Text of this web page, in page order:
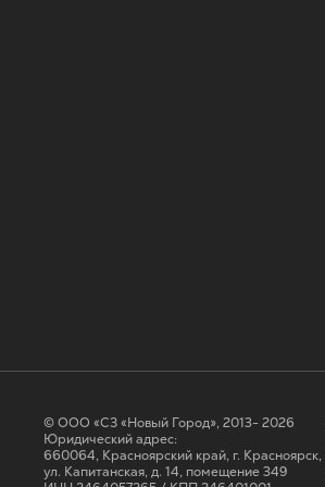
© ООО «СЗ «Новый Город», 2013- 2026
Юридический адрес:
660064, Красноярский край, г. Красноярск,
ул. Капитанская, д. 14, помещение 349